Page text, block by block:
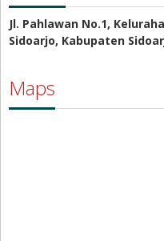
Jl. Pahlawan No.1,
Sidoarjo, Kabupaten
Maps